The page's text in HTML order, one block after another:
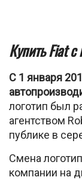
Купить Fiat
С 1 января
логотип был
агентством
публике в
Смена
компании на